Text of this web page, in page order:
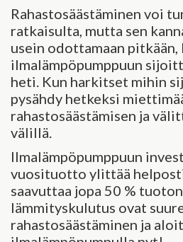
Rahastosäästäminen voi
ratkaisulta, mutta sen
usein odottamaan pitkään,
ilmalämpöpumppuun
heti. Kun harkitset mihin
pysähdy hetkeksi
rahastosäästämisen ja
välillä.
Ilmalämpöpumppuun
vuosituotto ylittää
saavuttaa jopa 50 %
lämmityskulutus ovat
rahastosäästäminen ja